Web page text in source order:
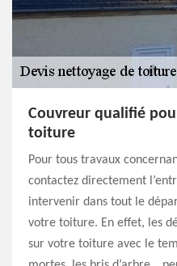
Couvreur qualifié
toiture
Pour tous travaux
contactez directement
intervenir dans tout le
votre toiture. En effet, les
sur votre toiture avec le